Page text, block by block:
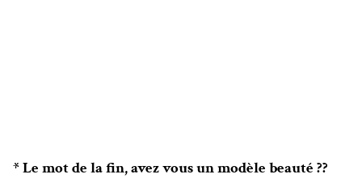
* Le mot de la fin, avez vous un modèle beauté ??